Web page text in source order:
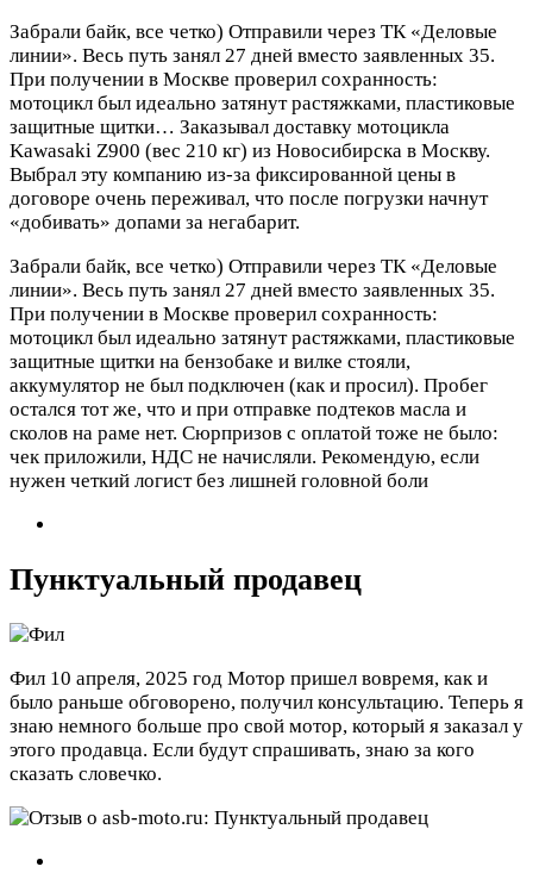
Забрали байк, все четко) Отправили через ТК «Деловые
линии». Весь путь занял 27 дней вместо заявленных 35.
При получении в Москве проверил сохранность:
мотоцикл был идеально затянут растяжками, пластиковые
защитные щитки… Заказывал доставку мотоцикла
Kawasaki Z900 (вес 210 кг) из Новосибирска в Москву.
Выбрал эту компанию из-за фиксированной цены в
договоре очень переживал, что после погрузки начнут
«добивать» допами за негабарит.
Забрали байк, все четко) Отправили через ТК «Деловые
линии». Весь путь занял 27 дней вместо заявленных 35.
При получении в Москве проверил сохранность:
мотоцикл был идеально затянут растяжками, пластиковые
защитные щитки на бензобаке и вилке стояли,
аккумулятор не был подключен (как и просил). Пробег
остался тот же, что и при отправке подтеков масла и
сколов на раме нет. Сюрпризов с оплатой тоже не было:
чек приложили, НДС не начисляли. Рекомендую, если
нужен четкий логист без лишней головной боли
Пунктуальный продавец
Фил 10 апреля, 2025 год Мотор пришел вовремя, как и
было раньше обговорено, получил консультацию. Теперь я
знаю немного больше про свой мотор, который я заказал у
этого продавца. Если будут спрашивать, знаю за кого
сказать словечко.